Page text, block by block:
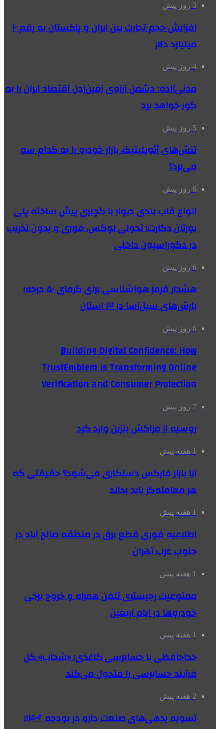
3 روز پیش
افزایش حجم تجارت بین ایران و پاکستان به رقم ۱۰
میلیارد دلار
4 روز پیش
مدنی‌زاده: دشمن آرزوی زمین‌زدن اقتصاد ایران را به
گور خواهد برد
5 روز پیش
تنش‌های ژئوپلیتیک، بازار خودرو را به کدام سو
می‌برد؟
6 روز پیش
انواع قاب بندی دیوار با گچبری پیش ساخته پلی
یورتان دکارت؛ تحولی لوکس، فوری و بدون تخریب
در دکوراسیون داخلی
6 روز پیش
هشدار قرمز هواشناسی برای گرمای ۵۰ درجه؛
بارش‌های سیل‌آسا در ۳ استان
6 روز پیش
Building Digital Confidence: How
TrustEmblem Is Transforming Online
Verification and Consumer Protection
7 روز پیش
روسیه از مراکش بنزین وارد کرد
1 هفته پیش
آیا بازار فارکس دستکاری می‌شود؟ حقیقتی که
هر معامله‌گر باید بداند
1 هفته پیش
اطلاعیه فوری قطع برق در منطقه صالح آباد در
جنوب غرب تهران
1 هفته پیش
ممنوعیت رجیستری تلفن همراه و خروج برخی
خودروها در ایام اربعین
1 هفته پیش
خداحافظی با حسابرسی کاغذی؛ «شحاب» کل
فرآیند حسابرسی را متحول می‌کند
2 هفته پیش
تسویه بدهی‌های صنعت دارو در بودجه ۱۴۰۶؛